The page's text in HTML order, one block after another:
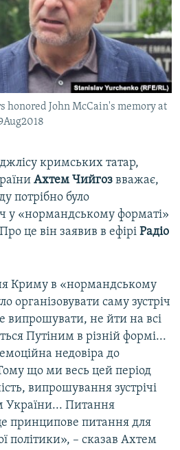
honored John McCain's memory at
кримських татар,
Ахтем Чийгоз вважає,
потрібно було
у «нормандському форматі»
це він заявив в ефірі Радіо
Криму в «нормандському
організовувати саму зустріч
випрошувати, не йти на всі
Путіним в різній формі...
недовіра до
що ми весь цей період
випрошування зустрічі
України... Питання
принципове питання для
політики», – сказав Ахтем